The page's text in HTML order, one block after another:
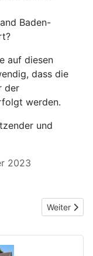
Baden-
auf diesen
dass die
der
werden.
und
2023
in Nächster
Weiter